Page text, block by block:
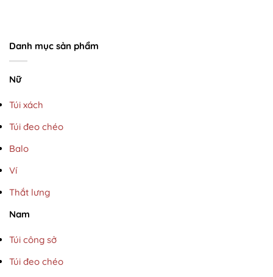
Danh mục sản phẩm
Nữ
Túi xách
Túi đeo chéo
Balo
Ví
Thắt lưng
Nam
Túi công sở
Túi đeo chéo